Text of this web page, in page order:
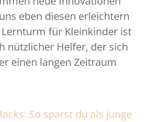
eben diesen erleichtern
Lernturm für Kleinkinder ist
nützlicher Helfer, der sich
einen langen Zeitraum